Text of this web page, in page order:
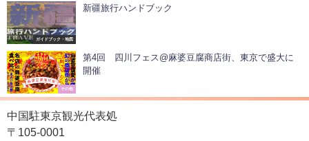
ガイドブック・地図
新疆旅行ハンドブック
その他
第4回 四川フェス@麻婆豆腐商店街、東京で盛大に
開催
中国駐東京観光代表処
〒105-0001